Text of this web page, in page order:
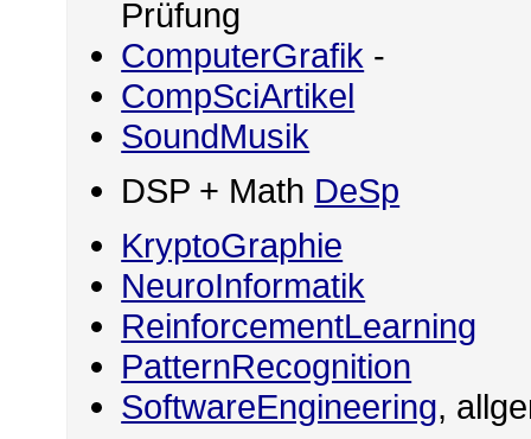
Prüfung
ComputerGrafik -
CompSciArtikel
SoundMusik
DSP + Math DeSp
KryptoGraphie
NeuroInformatik
ReinforcementLearning
PatternRecognition
SoftwareEngineering,